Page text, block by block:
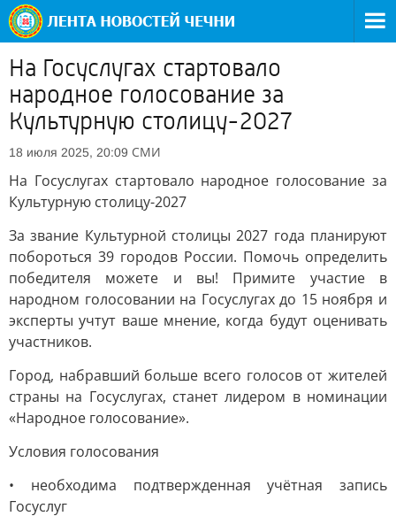
На Госуслугах стартовало
народное голосование за
Культурную столицу-2027
18 июля 2025, 20:09 СМИ
На Госуслугах стартовало народное голосование за
Культурную столицу-2027
За звание Культурной столицы 2027 года планируют
побороться 39 городов России. Помочь определить
победителя можете и вы! Примите участие в
народном голосовании на Госуслугах до 15 ноября и
эксперты учтут ваше мнение, когда будут оценивать
участников.
Город, набравший больше всего голосов от жителей
страны на Госуслугах, станет лидером в номинации
«Народное голосование».
Условия голосования
• необходима подтвержденная учётная запись
Госуслуг